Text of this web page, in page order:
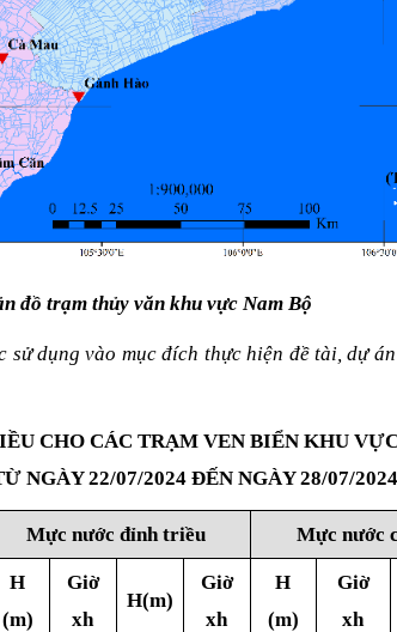
đồ trạm thủy văn khu vực Nam Bộ
dụng vào mục đích thực hiện đề tài, dự
CHO CÁC TRẠM VEN BIỂN KHU VỰC
NGÀY 22/07/2024 ĐẾN NGÀY 28/07/2024
Mực nước đỉnh triều Mực nước
H
(m)
Giờ
xh
H(m)
Giờ
xh
H
(m)
Giờ
xh